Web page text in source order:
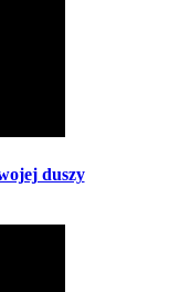
duszy